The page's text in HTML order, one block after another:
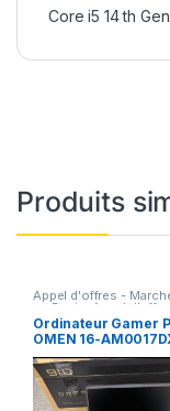
Core i5 14 th Gen
Produits
Appel d'offres -
au Benin Appel
Marchés publics au
Faso,Appel d'offres -
publics au Niger,Appel
Marchés publics au
d'offres - Marchés
d'Ivoire,Materiels
informatiques,
Benin-Cotonou-
Ordinateur Gamer
OMEN 16-
i7-14650HX 1TB
16″ (1920×1200)
WIN11 NVIDIA®
8192MB SHADOW